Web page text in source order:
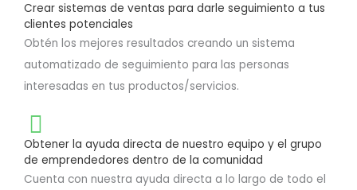
Crear sistemas de ventas para darle seguimiento a tus
clientes potenciales
Obtén los mejores resultados creando un sistema
automatizado de seguimiento para las personas
interesadas en tus productos/servicios.
Obtener la ayuda directa de nuestro equipo y el grupo
de emprendedores dentro de la comunidad
Cuenta con nuestra ayuda directa a lo largo de todo el